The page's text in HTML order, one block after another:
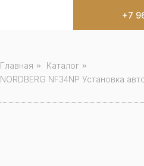
+7
Главная » Каталог »
NORDBERG NF34NP Установка